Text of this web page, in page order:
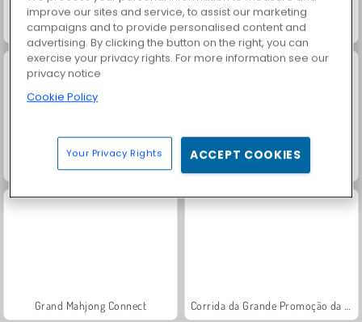
Jewel Garden Story Masha and the Bear: Meadows
Scala 40
Grand Mahjong Connect
improve our sites and service, to assist our marketing
campaigns and to provide personalised content and
advertising. By clicking the button on the right, you can
exercise your privacy rights. For more information see our
privacy notice
Cookie Policy
Your Privacy Rights ACCEPT COOKIES